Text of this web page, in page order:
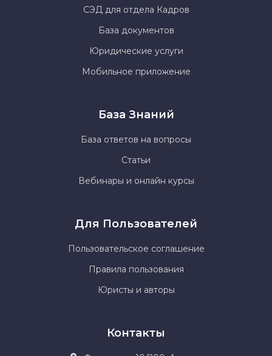
СЭД для отдела Кадров
База документов
Юридические услуги
Мобильное приложение
База Знаний
База ответов на вопросы
Статьи
Вебинары и онлайн курсы
Для Пользователей
Пользовательское соглашение
Правила пользования
Юристы и авторы
Контакты